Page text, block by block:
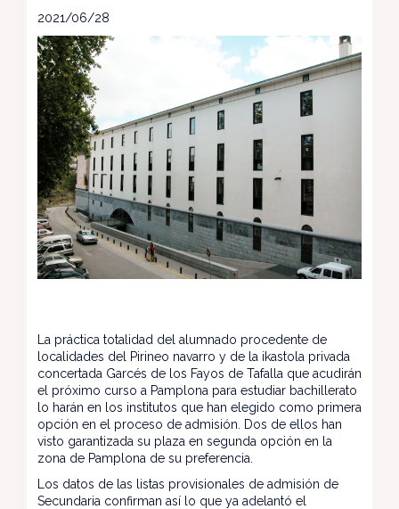
2021/06/28
La práctica totalidad del alumnado procedente de
localidades del Pirineo navarro y de la ikastola privada
concertada Garcés de los Fayos de Tafalla que acudirán
el próximo curso a Pamplona para estudiar bachillerato
lo harán en los institutos que han elegido como primera
opción en el proceso de admisión. Dos de ellos han
visto garantizada su plaza en segunda opción en la
zona de Pamplona de su preferencia.
Los datos de las listas provisionales de admisión de
Secundaria confirman así lo que ya adelantó el